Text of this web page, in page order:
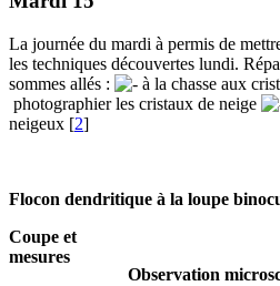
La journée du mardi à permis de
les techniques découvertes lundi.
sommes allés :
à la chasse aux
photographier les cristaux de neige
neigeux [2]
Flocon dendritique à la loupe
Observation
Coupe et
mesures